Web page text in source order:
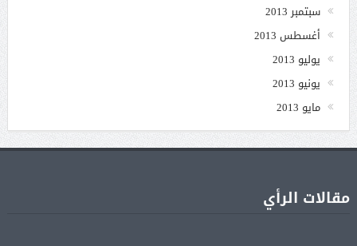
سبتمبر 2013
أغسطس 2013
يوليو 2013
يونيو 2013
مايو 2013
مقالات الرأي